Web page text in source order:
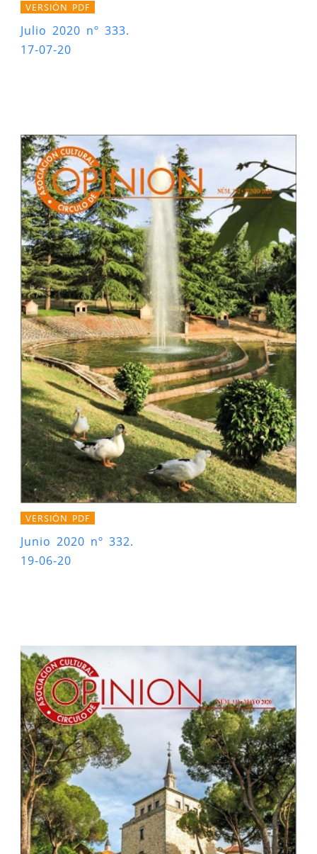
VERSIÓN PDF
Julio 2020 nº 333.
17-07-20
VERSIÓN PDF
Junio 2020 nº 332.
19-06-20